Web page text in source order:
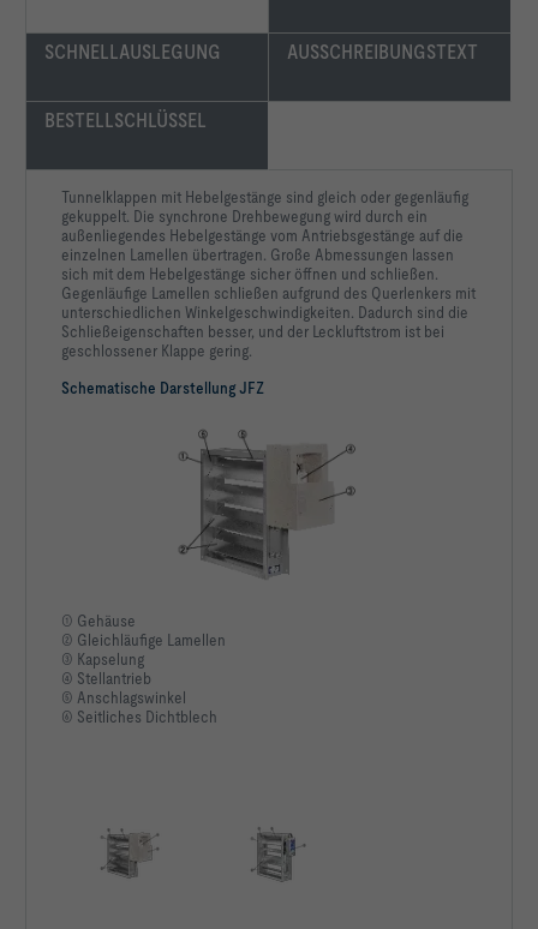
SCHNELLAUSLEGUNG AUSSCHREIBUNGSTEXT
BESTELLSCHLÜSSEL
Schematische Darstellung JFZ
① Gehäuse
② Gleichläufige Lamellen
③ Kapselung
④ Stellantrieb
⑤ Anschlagswinkel
⑥ Seitliches Dichtblech
Tunnelklappen mit Hebelgestänge sind gleich oder gegenläufig
gekuppelt. Die synchrone Drehbewegung wird durch ein
außenliegendes Hebelgestänge vom Antriebsgestänge auf die
einzelnen Lamellen übertragen. Große Abmessungen lassen
sich mit dem Hebelgestänge sicher öffnen und schließen.
Gegenläufige Lamellen schließen aufgrund des Querlenkers mit
unterschiedlichen Winkelgeschwindigkeiten. Dadurch sind die
Schließeigenschaften besser, und der Leckluftstrom ist bei
geschlossener Klappe gering.